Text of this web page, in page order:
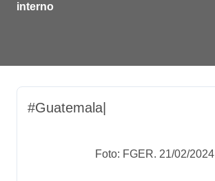
interno
#Guatemala|
Foto: FGER. 21/02/2024